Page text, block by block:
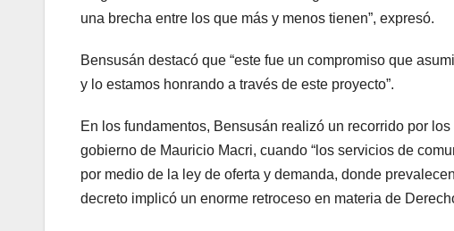
una brecha entre los que más y menos tienen”, expresó.
Bensusán destacó que “este fue un compromiso que
y lo estamos honrando a través de este proyecto”.
En los fundamentos, Bensusán realizó un recorrido por
gobierno de Mauricio Macri, cuando “los servicios de
por medio de la ley de oferta y demanda, donde
decreto implicó un enorme retroceso en materia de